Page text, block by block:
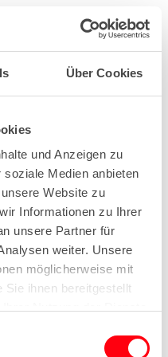
Über Cookies
und Anzeigen zu
Medien anbieten
Website zu
Informationen zu Ihrer
unsere Partner für
weiter. Unsere
möglicherweise mit
Sie ihnen bereitgestellt